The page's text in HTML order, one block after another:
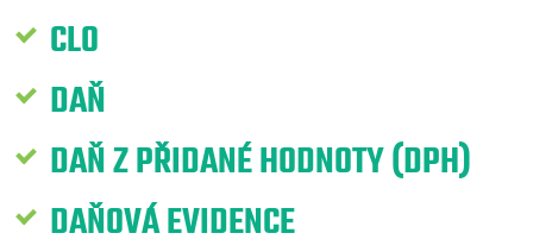
CLO
DAŇ
DAŇ Z PŘIDANÉ HODNOTY (DPH)
DAŇOVÁ EVIDENCE